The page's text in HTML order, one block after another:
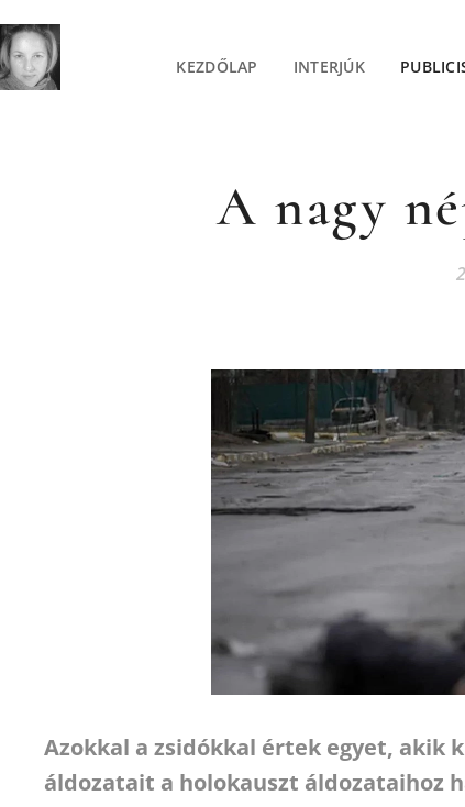
KEZDŐLAP INTERJÚK
A nagy
Azokkal a zsidókkal értek egyet, akik
áldozatait a holokauszt áldozataihoz